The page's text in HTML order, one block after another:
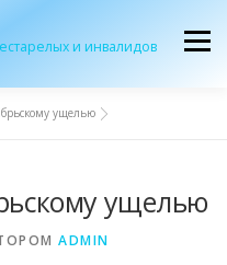
Меню
ущелью
ущелью
ADMIN